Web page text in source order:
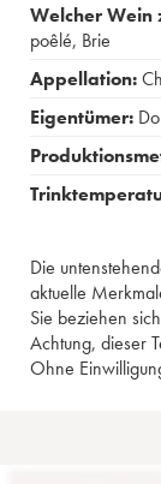
Welcher Wein
poêlé, Brie
Appellation:
Eigentümer:
Die
aktuelle
Sie beziehen
Achtung, dieser
Ohne